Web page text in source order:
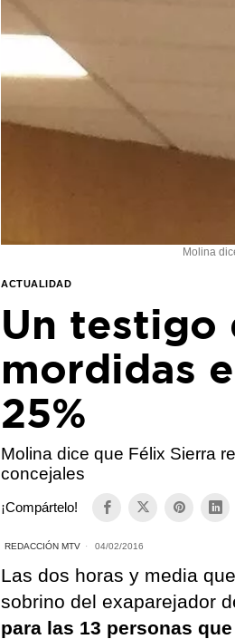
Molina
ACTUALIDAD
Un testigo
mordidas
25%
Molina dice que Félix Sierra
concejales
¡Compártelo!
REDACCIÓN MTV 04/02/2016
Las dos horas y media
sobrino del exaparejador
para las 13 personas